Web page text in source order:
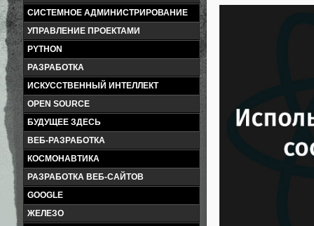
СИСТЕМНОЕ АДМИНИСТРИРОВАНИЕ
УПРАВЛЕНИЕ ПРОЕКТАМИ
PYTHON
РАЗРАБОТКА
ИСКУССТВЕННЫЙ ИНТЕЛЛЕКТ
OPEN SOURCE
БУДУЩЕЕ ЗДЕСЬ
ВЕБ-РАЗРАБОТКА
КОСМОНАВТИКА
РАЗРАБОТКА ВЕБ-САЙТОВ
GOOGLE
ЖЕЛЕЗО